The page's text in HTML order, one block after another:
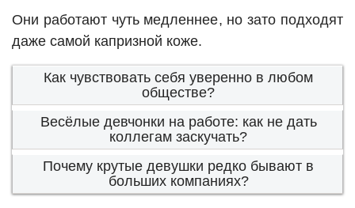
Они работают чуть медленнее, но зато подходят
даже самой капризной коже.
Как чувствовать себя уверенно в любом
обществе?
Весёлые девчонки на работе: как не дать
коллегам заскучать?
Почему крутые девушки редко бывают в
больших компаниях?